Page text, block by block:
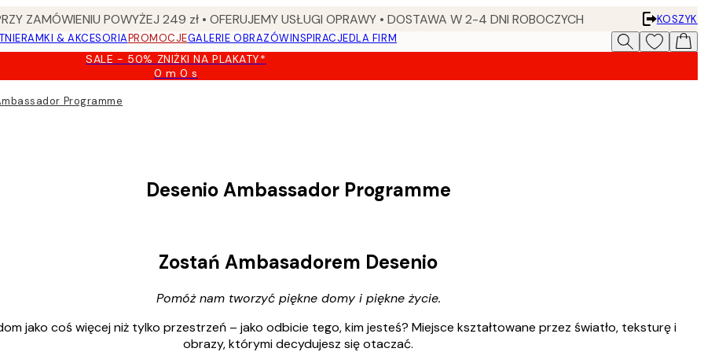
ZAMÓWIENIU POWYŻEJ 249 zł • OFERUJEMY USŁUGI OPRAWY • DOSTAWA W 2-4 DNI ROBOCZYCH
KOSZYK
RAMKI & AKCESORIAPROMOCJEGALERIE OBRAZÓWINSPIRACJEDLA FIRM
SALE - 50% ZNIŻKI NA PLAKATY*
0 m0 s
Ważny
Programme
Desenio Ambassador Programme
Zostań Ambasadorem Desenio
Pomóż nam tworzyć piękne domy i piękne życie.
jako coś więcej niż tylko przestrzeń – jako odbicie tego, kim jesteś? Miejsce kształtowane przez światło, teksturę i
obrazy, którymi decydujesz się otaczać.